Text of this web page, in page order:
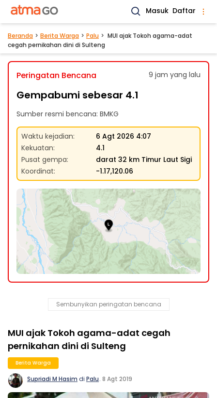
Masuk Daftar
Beranda Berita Warga Palu
MUI ajak Tokoh agama-adat
cegah pernikahan dini di Sulteng
Peringatan Bencana 9 jam yang lalu
Gempabumi sebesar 4.1
Sumber resmi bencana: BMKG
Waktu kejadian:
6 Agt 2026 4:07
Kekuatan:
4.1
Pusat gempa:
darat 32 km Timur Laut Sigi
Koordinat: -1.17,120.06
Sembunyikan peringatan bencana
MUI ajak Tokoh agama-adat cegah
pernikahan dini di Sulteng
Berita Warga
Supriadi M Hasim di Palu. 8 Agt 2019